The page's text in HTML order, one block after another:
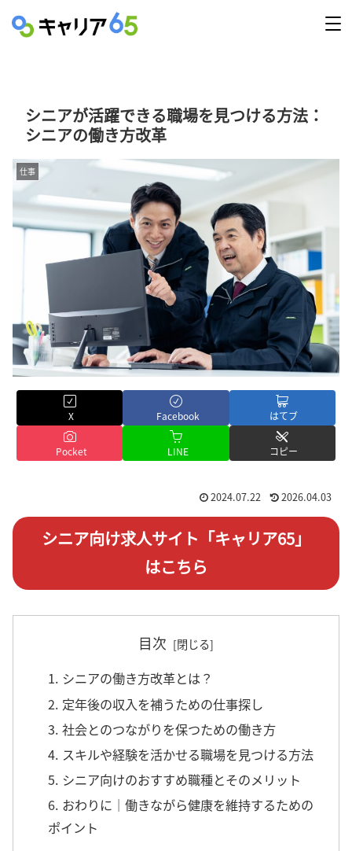
シニアが活躍できる職場を見つける方法：
シニアの働き方改革
仕事
X Facebook はてブ
Pocket LINE コピー
2024.07.22 2026.04.03
シニア向け求人サイト「キャリア65」
はこちら
目次
1. シニアの働き方改革とは？
2. 定年後の収入を補うための仕事探し
3. 社会とのつながりを保つための働き方
4. スキルや経験を活かせる職場を見つける方法
5. シニア向けのおすすめ職種とそのメリット
6. おわりに｜働きながら健康を維持するための
ポイント